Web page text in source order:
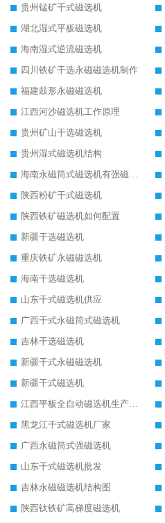
贵州锰矿干式磁选机
湖北湿式平板磁选机
海南湿式逆流磁选机
四川铁矿干选永磁磁选机制作
福建鼓形永磁磁选机
江西河沙磁选机工作原理
贵州矿山干选磁选机
贵州湿式磁选机结构
海南永磁筒式磁选机有强磁的吗
陕西粉矿干式磁选机
陕西铁矿磁选机如何配置
新疆干选磁选机
重庆铁矿永磁磁选机
海南干选磁选机
山东干式磁选机供应
广西干式永磁筒式磁选机
吉林干选磁选机
新疆干式永磁磁选机
新疆干式磁选机
江西平板全自动磁选机生产厂家
黑龙江干式磁选机厂家
广西永磁筒式强磁选机
山东干式磁选机批发
吉林永磁磁选机结构图
陕西钛铁矿高梯度磁选机